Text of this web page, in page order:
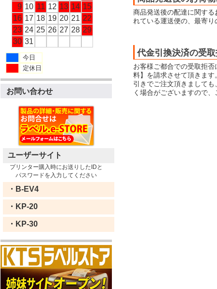
9 10 11 12 13 14 15
16 17 18 19 20 21 22
23 24 25 26 27 28 29
30 31
今日
定休日
お問い合わせ
ユーザーサイト
プリンター購入時にお送りしたIDと
パスワードを入力してください
・B-EV4
・KP-20
・KP-30
商品発送後の配達に関す
れている運送便の、最寄
代金引換決済の受
お客様ご都合での受取拒
料】を請求させて頂きま
引きでご注文頂きまして
く場合がございますので